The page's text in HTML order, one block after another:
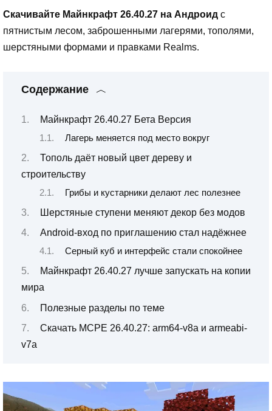
Скачивайте Майнкрафт 26.40.27 на Андроид с
пятнистым лесом, заброшенными лагерями, тополями,
шерстяными формами и правками Realms.
Содержание
Майнкрафт 26.40.27 Бета Версия
Лагерь меняется под место вокруг
Тополь даёт новый цвет дереву и
строительству
Грибы и кустарники делают лес полезнее
Шерстяные ступени меняют декор без модов
Android-вход по приглашению стал надёжнее
Серный куб и интерфейс стали спокойнее
Майнкрафт 26.40.27 лучше запускать на копии
мира
Полезные разделы по теме
Скачать MCPE 26.40.27: arm64-v8a и armeabi-
v7a